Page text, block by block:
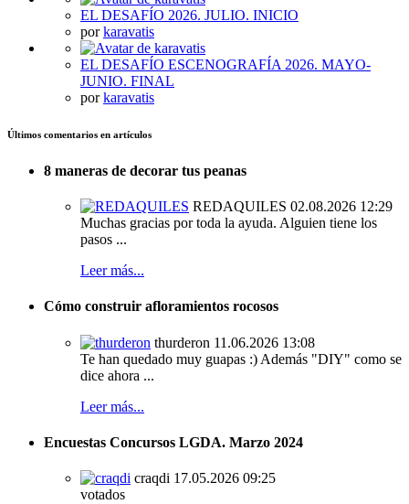
EL DESAFÍO 2026. JULIO. INICIO
porkaravatis
EL DESAFÍO ESCENOGRAFÍA 2026. MAYO-
JUNIO. FINAL
porkaravatis
Últimos comentarios en artículos
8 maneras de decorar tus peanas
REDAQUILES 02.08.2026 12:29
Muchas gracias por toda la ayuda. Alguien tiene los
pasos ...
Leer más...
Cómo construir afloramientos rocosos
thurderon 11.06.2026 13:08
Te han quedado muy guapas :) Además "DIY" como se
dice ahora ...
Leer más...
Encuestas Concursos LGDA. Marzo 2024
craqdi 17.05.2026 09:25
votados